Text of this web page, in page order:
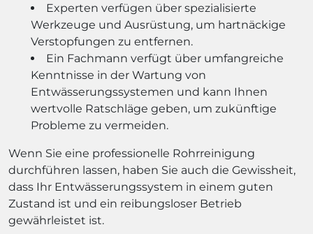
Experten verfügen über spezialisierte
Werkzeuge und Ausrüstung, um hartnäckige
Verstopfungen zu entfernen.
Ein Fachmann verfügt über umfangreiche
Kenntnisse in der Wartung von
Entwässerungssystemen und kann Ihnen
wertvolle Ratschläge geben, um zukünftige
Probleme zu vermeiden.
Wenn Sie eine professionelle Rohrreinigung
durchführen lassen, haben Sie auch die Gewissheit,
dass Ihr Entwässerungssystem in einem guten
Zustand ist und ein reibungsloser Betrieb
gewährleistet ist.